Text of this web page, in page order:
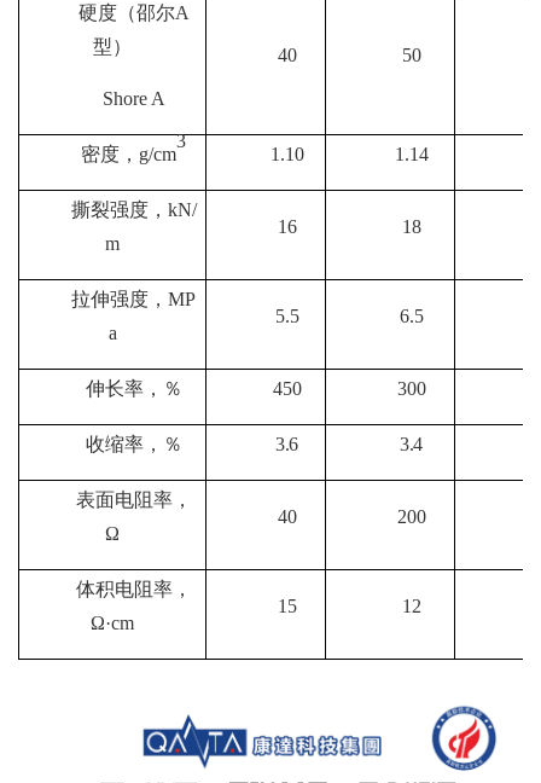
硬度（邵尔A
型）
Shore A
40 50
密度，g/cm
3
1.10 1.14
撕裂强度，kN/
m
16 18
拉伸强度，MP
a
5.5 6.5
伸长率，％ 450 300
收缩率，％ 3.6 3.4
表面电阻率，
Ω
40 200
体积电阻率，
Ω·cm
15 12